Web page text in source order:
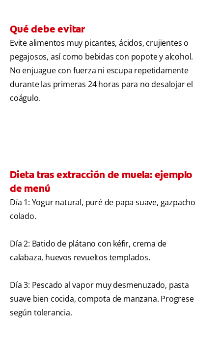
Qué debe evitar
Evite alimentos muy picantes, ácidos, crujientes o
pegajosos, así como bebidas con popote y alcohol.
No enjuague con fuerza ni escupa repetidamente
durante las primeras 24 horas para no desalojar el
coágulo.
Dieta tras extracción de muela: ejemplo
de menú
Día 1: Yogur natural, puré de papa suave, gazpacho
colado.
Día 2: Batido de plátano con kéfir, crema de
calabaza, huevos revueltos templados.
Día 3: Pescado al vapor muy desmenuzado, pasta
suave bien cocida, compota de manzana. Progrese
según tolerancia.